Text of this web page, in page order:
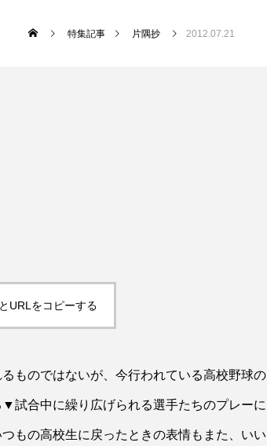
特集記事 片隅抄 2012.07.21
URLをコピーする
ものではないが、今行われている高校野球の
試合中に繰り広げられる選手たちのプレーに
もの高校生に戻ったときの表情もまた、いい